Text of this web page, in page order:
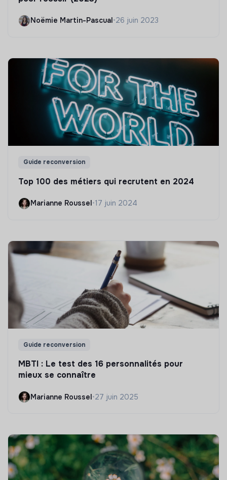
Noëmie Martin-Pascual •26 juin 2023
Guide reconversion
Top 100 des métiers qui recrutent en 2024
Marianne Roussel•17 juin 2024
Guide reconversion
MBTI : Le test des 16 personnalités pour
mieux se connaître
Marianne Roussel•27 juin 2025